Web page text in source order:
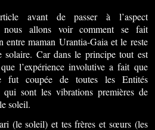
avant de passer à l’aspect
nous allons voir comment se fait
entre maman Urantia-Gaia et le reste
solaire. Car dans le principe tout est
l’expérience involutive a fait que
fut coupée de toutes les Entités
qui sont les vibrations premières de
soleil.
(le soleil) et tes frères et sœurs (les